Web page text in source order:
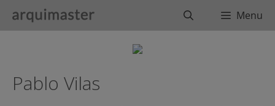
BuscarMenu
Pablo Vilas